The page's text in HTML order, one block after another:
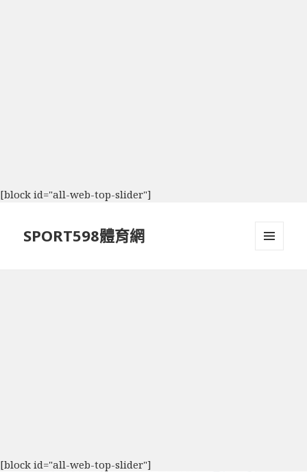
[block id="all-web-top-slider"]
SPORT598體育網
[block id="all-web-top-slider"]